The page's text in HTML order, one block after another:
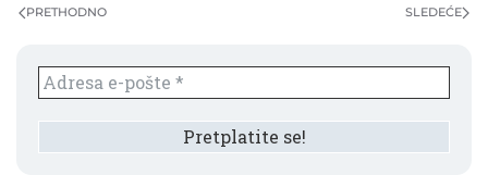
PRETHODNO SLEDEĆE